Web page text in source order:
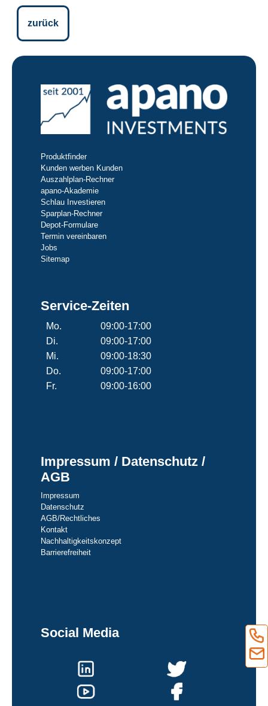
zurück
Produktfinder
Kunden werben Kunden
Auszahlplan-Rechner
apano-Akademie
Schlau Investieren
Sparplan-Rechner
Depot-Formulare
Termin vereinbaren
Jobs
Sitemap
Service-Zeiten
Mo.
09:00-17:00
Di.
09:00-17:00
Mi.
09:00-18:30
Do.
09:00-17:00
Fr.
09:00-16:00
Impressum / Datenschutz /
AGB
Impressum
Datenschutz
AGB/Rechtliches
Kontakt
Nachhaltigkeitskonzept
Barrierefreiheit
Social Media